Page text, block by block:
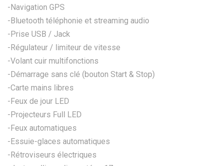
-Navigation GPS
-Bluetooth téléphonie et streaming audio
-Prise USB / Jack
-Régulateur / limiteur de vitesse
-Volant cuir multifonctions
-Démarrage sans clé (bouton Start & Stop)
-Carte mains libres
-Feux de jour LED
-Projecteurs Full LED
-Feux automatiques
-Essuie-glaces automatiques
-Rétroviseurs électriques